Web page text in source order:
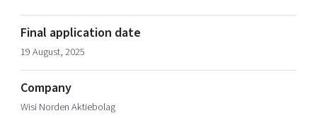
Artificial intelligence
Cybersecurity
Manufacturing industries
Global talent
Develop your company
Upgrade your skills & master new ones
About
Final application date
19 August, 2025
Company
Wisi Norden Aktiebolag